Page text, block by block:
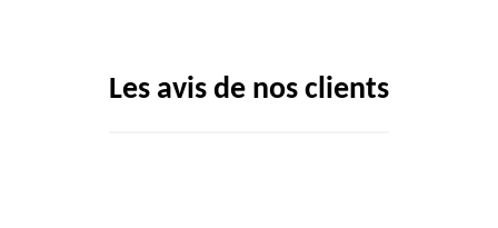
Les avis de nos clients